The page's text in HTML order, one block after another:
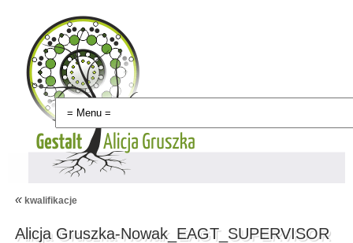
«kwalifikacje
Alicja Gruszka-Nowak_EAGT_SUPERVISOR